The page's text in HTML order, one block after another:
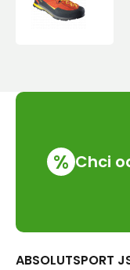
% Chci
ABSOLUTSPORT